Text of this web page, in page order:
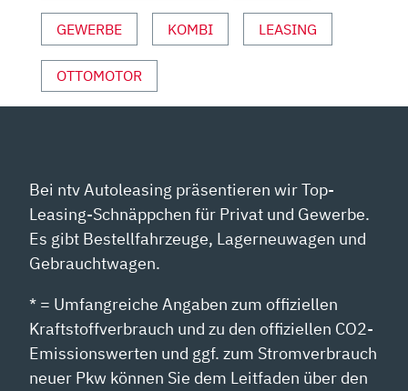
GEWERBE KOMBI LEASING
OTTOMOTOR
Bei ntv Autoleasing präsentieren wir Top-
Leasing-Schnäppchen für Privat und Gewerbe.
Es gibt Bestellfahrzeuge, Lagerneuwagen und
Gebrauchtwagen.
* = Umfangreiche Angaben zum offiziellen
Kraftstoffverbrauch und zu den offiziellen CO2-
Emissionswerten und ggf. zum Stromverbrauch
neuer Pkw können Sie dem Leitfaden über den